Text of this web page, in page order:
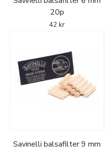
20p
42 kr
Savinelli balsafilter 9 mm